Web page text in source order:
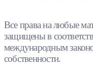
Все права на любые
защищены в
международным
собственности.